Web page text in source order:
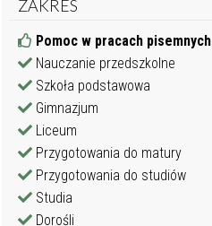
ZAKRES
Pomoc w pracach pisemnych
Nauczanie przedszkolne
Szkoła podstawowa
Gimnazjum
Liceum
Przygotowania do matury
Przygotowania do studiów
Studia
Dorośli